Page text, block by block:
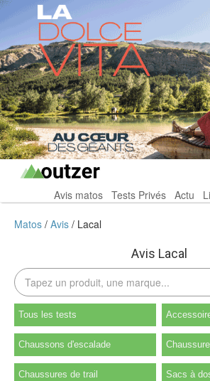
Avis matos Tests Privés Actu
Matos Avis Lacal
Avis Lacal
Tous les tests
Chaussons d'escalade
Chaussures de trail Sacs à